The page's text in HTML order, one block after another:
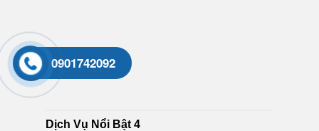
Dịch Vụ Nổi Bật 4
0901742092